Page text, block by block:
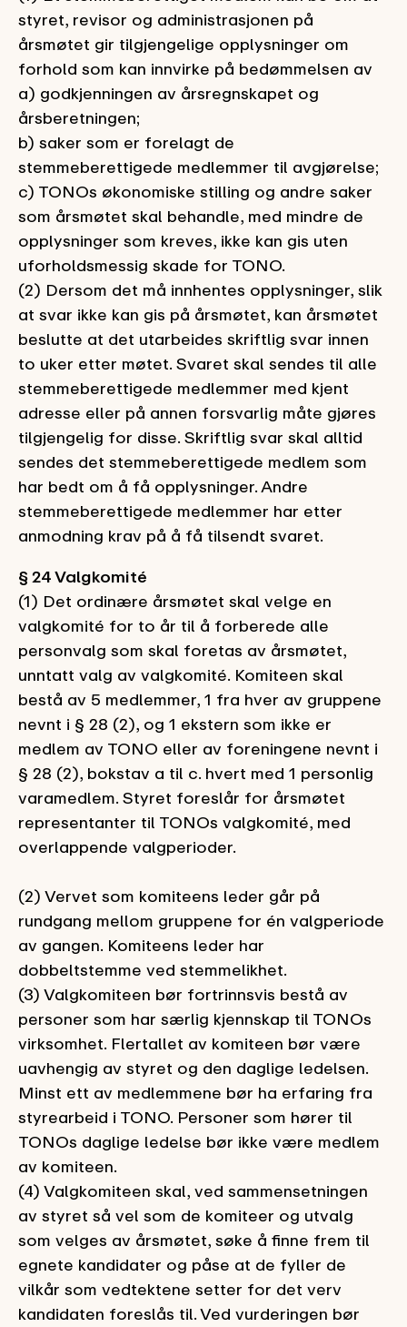
styret, revisor og administrasjonen på
årsmøtet gir tilgjengelige opplysninger om
forhold som kan innvirke på bedømmelsen av
a) godkjenningen av årsregnskapet og
årsberetningen;
b) saker som er forelagt de
stemmeberettigede medlemmer til avgjørelse;
c) TONOs økonomiske stilling og andre saker
som årsmøtet skal behandle, med mindre de
opplysninger som kreves, ikke kan gis uten
uforholdsmessig skade for TONO.
(2) Dersom det må innhentes opplysninger, slik
at svar ikke kan gis på årsmøtet, kan årsmøtet
beslutte at det utarbeides skriftlig svar innen
to uker etter møtet. Svaret skal sendes til alle
stemmeberettigede medlemmer med kjent
adresse eller på annen forsvarlig måte gjøres
tilgjengelig for disse. Skriftlig svar skal alltid
sendes det stemmeberettigede medlem som
har bedt om å få opplysninger. Andre
stemmeberettigede medlemmer har etter
anmodning krav på å få tilsendt svaret.
§ 24 Valgkomité
(1) Det ordinære årsmøtet skal velge en
valgkomité for to år til å forberede alle
personvalg som skal foretas av årsmøtet,
unntatt valg av valgkomité. Komiteen skal
bestå av 5 medlemmer, 1 fra hver av gruppene
nevnt i § 28 (2), og 1 ekstern som ikke er
medlem av TONO eller av foreningene nevnt i
§ 28 (2), bokstav a til c. hvert med 1 personlig
varamedlem. Styret foreslår for årsmøtet
representanter til TONOs valgkomité, med
overlappende valgperioder.
(2) Vervet som komiteens leder går på
rundgang mellom gruppene for én valgperiode
av gangen. Komiteens leder har
dobbeltstemme ved stemmelikhet.
(3) Valgkomiteen bør fortrinnsvis bestå av
personer som har særlig kjennskap til TONOs
virksomhet. Flertallet av komiteen bør være
uavhengig av styret og den daglige ledelsen.
Minst ett av medlemmene bør ha erfaring fra
styrearbeid i TONO. Personer som hører til
TONOs daglige ledelse bør ikke være medlem
av komiteen.
(4) Valgkomiteen skal, ved sammensetningen
av styret så vel som de komiteer og utvalg
som velges av årsmøtet, søke å finne frem til
egnete kandidater og påse at de fyller de
vilkår som vedtektene setter for det verv
kandidaten foreslås til. Ved vurderingen bør